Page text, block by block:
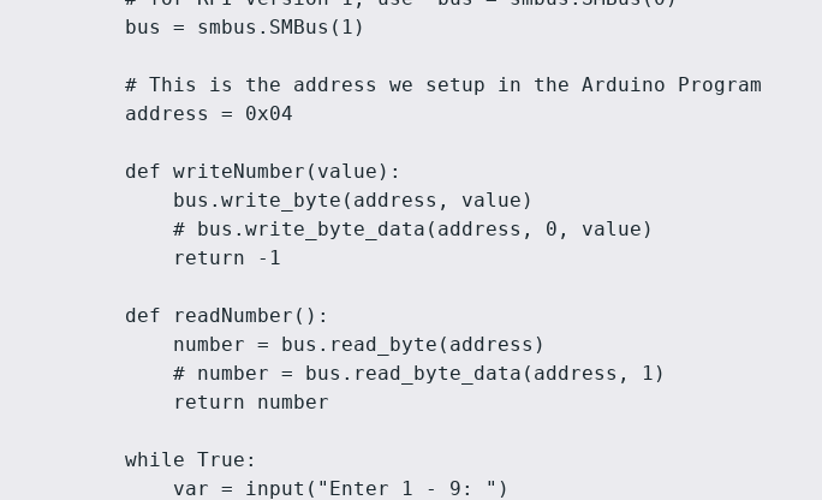
bus = smbus.SMBus(1)
# This is the address we setup in the Arduino Program
address = 0x04
def writeNumber(value):
    bus.write_byte(address, value)
    # bus.write_byte_data(address, 0, value)
    return -1
def readNumber():
    number = bus.read_byte(address)
    # number = bus.read_byte_data(address, 1)
    return number
while True:
    var = input("Enter 1 - 9: ")